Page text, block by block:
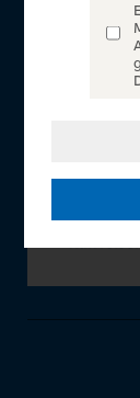
unserem
Fußball-
In